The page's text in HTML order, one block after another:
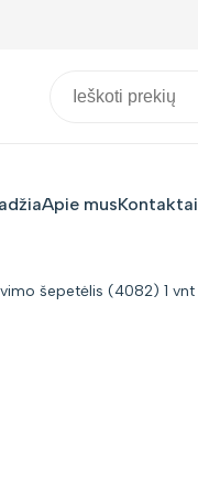
Apie musKontaktai
šepetėlis (4082) 1 vnt